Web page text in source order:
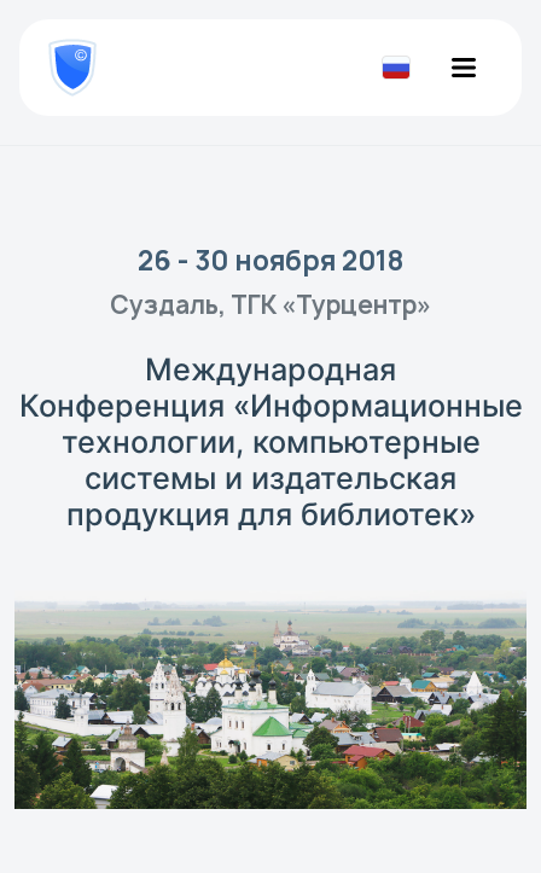
800
777-
81-Проверить
26 - 30 ноября 2018
Суздаль, ТГК «Турцентр»
Международная
Конференция «Информационные
технологии, компьютерные
системы и издательская
продукция для библиотек»